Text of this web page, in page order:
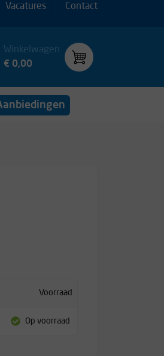
Vacatures Contact
Winkelwagen
€ 0,00
Voorraad
Op voorraad